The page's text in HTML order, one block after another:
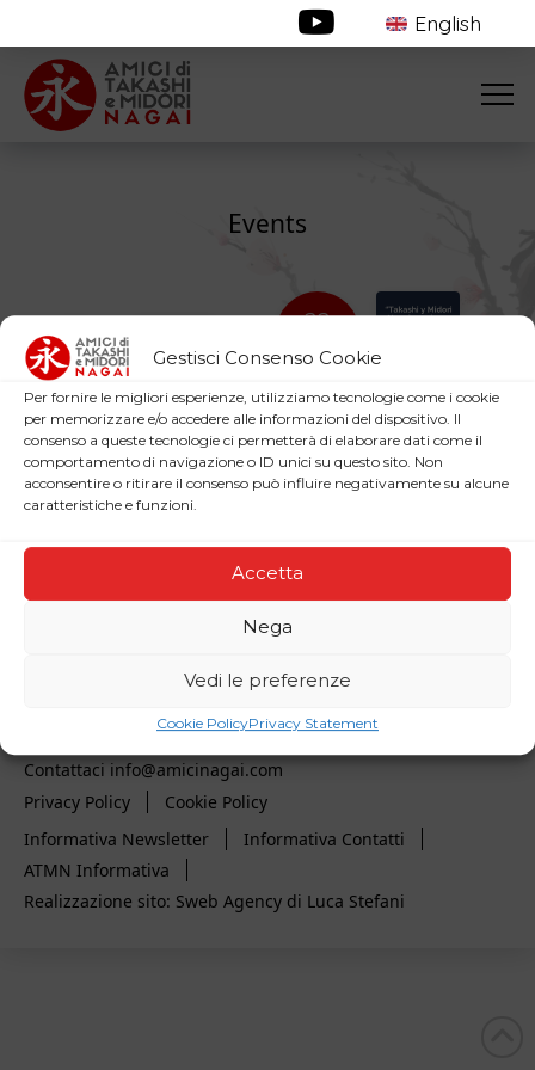
Gestisci Consenso Cookie
Per fornire le migliori esperienze, utilizziamo tecnologie come i cookie
per memorizzare e/o accedere alle informazioni del dispositivo. Il
consenso a queste tecnologie ci permetterà di elaborare dati come il
comportamento di navigazione o ID unici su questo sito. Non
acconsentire o ritirare il consenso può influire negativamente su alcune
caratteristiche e funzioni.
Accetta
Nega
Vedi le preferenze
Cookie PolicyPrivacy Statement
English
Events
9
sep
SPAIN
- Madrid
The Yes that Weaves
History
22
SPAIN
- Siviglia
“Takashi y Midori Nagai,
un sí que teje la
historia”. Encuentro
00193 - Italy - C.F. 96484440589
Contattaci info@amicinagai.com
Privacy Policy
Cookie Policy
Informativa Newsletter
Informativa Contatti
ATMN Informativa
Realizzazione sito: Sweb Agency di Luca Stefani